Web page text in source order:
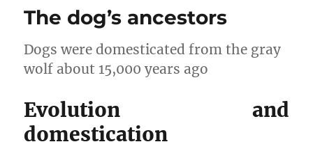
mi
mascota
The dog’s ancestors
Dogs were domesticated from the gray
wolf about 15,000 years ago
Evolution and
domestication